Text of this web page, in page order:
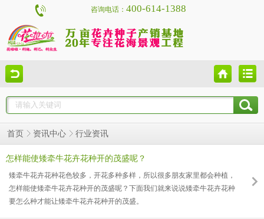
咨询电话：400-614-1388
首页 资讯中心 行业资讯
怎样能使矮牵牛花卉花种开的茂盛呢？
矮牵牛花卉花种花色较多，开花多种多样，所以很多朋友家里都会种植，
怎样能使矮牵牛花卉花种开的茂盛呢？下面我们就来说说矮牵牛花卉花种
要怎么种才能让矮牵牛花卉花种开的茂盛。